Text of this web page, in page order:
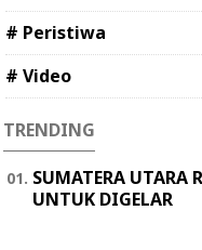
# Peristiwa
# Video
TRENDING
SUMATERA UTARA
UNTUK DIGELAR